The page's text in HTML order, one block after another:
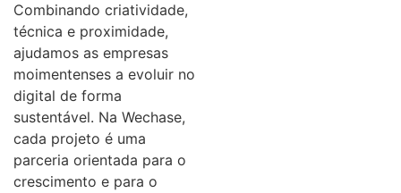
Combinando criatividade,
técnica e proximidade,
ajudamos as empresas
moimentenses a evoluir no
digital de forma
sustentável. Na Wechase,
cada projeto é uma
parceria orientada para o
crescimento e para o